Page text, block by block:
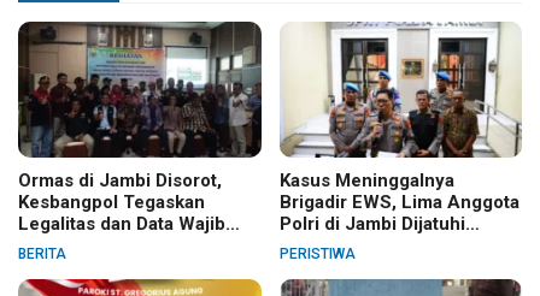
Ormas di Jambi Disorot,
Kesbangpol Tegaskan
Legalitas dan Data Wajib
Jelas
BERITA
Kasus Meninggalnya
Brigadir EWS, Lima Anggota
Polri di Jambi Dijatuhi
Sanksi PTDH
PERISTIWA